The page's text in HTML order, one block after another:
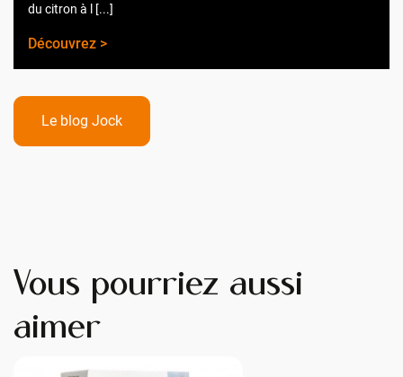
du citron à l [...]
Découvrez >
Le blog Jock
Vous pourriez aussi
aimer